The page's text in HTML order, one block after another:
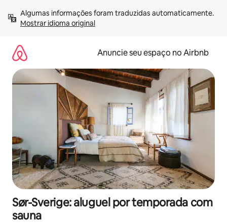
para
Mostrar idioma original
Anuncie seu espaço no Airbnb
Sør-Sverige: aluguel por temporada com
sauna